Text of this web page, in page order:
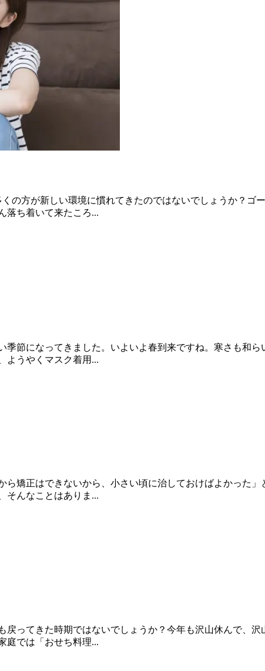
の方が新しい環境に慣れてきたのではないでしょうか？ゴ
落ち着いて来たころ...
節になってきました。いよいよ春到来ですね。寒さも和
ようやくマスク着用...
矯正はできないから、小さい頃に治しておけばよかった
そんなことはありま...
ってきた時期ではないでしょうか？今年も沢山休んで、
庭では「おせち料理...